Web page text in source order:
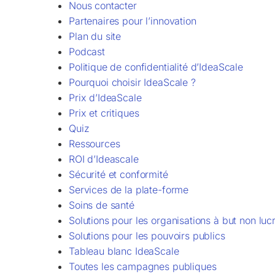
Nous contacter
Partenaires pour l’innovation
Plan du site
Podcast
Politique de confidentialité d’IdeaScale
Pourquoi choisir IdeaScale ?
Prix d’IdeaScale
Prix et critiques
Quiz
Ressources
ROI d’Ideascale
Sécurité et conformité
Services de la plate-forme
Soins de santé
Solutions pour les organisations à but non
Solutions pour les pouvoirs publics
Tableau blanc IdeaScale
Toutes les campagnes publiques